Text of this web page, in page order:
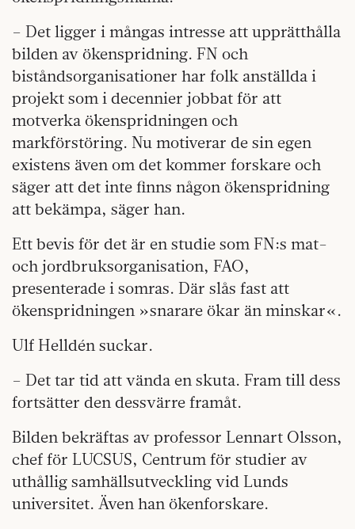
– Det ligger i mångas intresse att upprätthålla
bilden av ökenspridning. FN och
biståndsorganisationer har folk anställda i
projekt som i decennier jobbat för att
motverka ökenspridningen och
markförstöring. Nu motiverar de sin egen
existens även om det kommer forskare och
säger att det inte finns någon ökenspridning
att bekämpa, säger han.
Ett bevis för det är en studie som FN:s mat-
och jordbruksorganisation, FAO,
presenterade i somras. Där slås fast att
ökenspridningen »snarare ökar än minskar«.
Ulf Helldén suckar.
– Det tar tid att vända en skuta. Fram till dess
fortsätter den dessvärre framåt.
Bilden bekräftas av professor Lennart Olsson,
chef för LUCSUS, Centrum för studier av
uthållig samhällsutveckling vid Lunds
universitet. Även han ökenforskare.